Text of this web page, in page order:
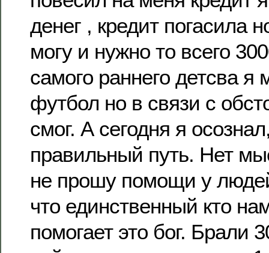
денег , кредит погасила
могу и нужно то всего
самого раннего детсва я
футбол но в связи с
смог. А сегодня я
правильный путь. Нет
не прошу помощи у
что единственный кто
помогает это бог. Брали